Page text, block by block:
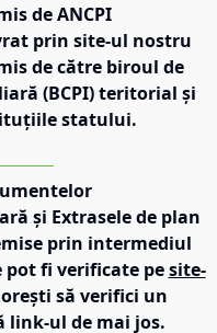
de ANCPI
prin site-ul nostru
de către biroul de
(BCPI) teritorial și
statului.
și Extrasele de plan
prin intermediul
fi verificate pe site-
să verifici un
link-ul de mai jos.